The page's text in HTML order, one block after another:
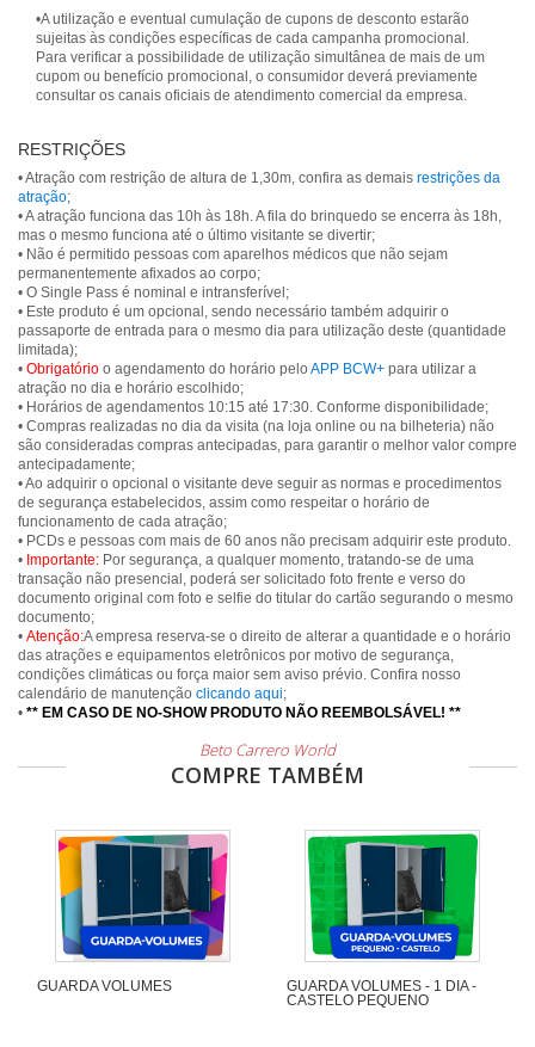
•A utilização e eventual cumulação de cupons de desconto estarão
sujeitas às condições específicas de cada campanha promocional.
Para verificar a possibilidade de utilização simultânea de mais de um
cupom ou benefício promocional, o consumidor deverá previamente
consultar os canais oficiais de atendimento comercial da empresa.
RESTRIÇÕES
• Atração com restrição de altura de 1,30m, confira as demais restrições da
atração;
• A atração funciona das 10h às 18h. A fila do brinquedo se encerra às 18h,
mas o mesmo funciona até o último visitante se divertir;
• Não é permitido pessoas com aparelhos médicos que não sejam
permanentemente afixados ao corpo;
• O Single Pass é nominal e intransferível;
• Este produto é um opcional, sendo necessário também adquirir o
passaporte de entrada para o mesmo dia para utilização deste (quantidade
limitada);
• Obrigatório o agendamento do horário pelo APP BCW+ para utilizar a
atração no dia e horário escolhido;
• Horários de agendamentos 10:15 até 17:30. Conforme disponibilidade;
• Compras realizadas no dia da visita (na loja online ou na bilheteria) não
são consideradas compras antecipadas, para garantir o melhor valor compre
antecipadamente;
• Ao adquirir o opcional o visitante deve seguir as normas e procedimentos
de segurança estabelecidos, assim como respeitar o horário de
funcionamento de cada atração;
• PCDs e pessoas com mais de 60 anos não precisam adquirir este produto.
• Importante: Por segurança, a qualquer momento, tratando-se de uma
transação não presencial, poderá ser solicitado foto frente e verso do
documento original com foto e selfie do titular do cartão segurando o mesmo
documento;
• Atenção:A empresa reserva-se o direito de alterar a quantidade e o horário
das atrações e equipamentos eletrônicos por motivo de segurança,
condições climáticas ou força maior sem aviso prévio. Confira nosso
calendário de manutenção clicando aqui;
• ** EM CASO DE NO-SHOW PRODUTO NÃO REEMBOLSÁVEL! **
Beto Carrero World
COMPRE TAMBÉM
GUARDA VOLUMES
GUARDA VOLUMES - 1 DIA -
CASTELO PEQUENO